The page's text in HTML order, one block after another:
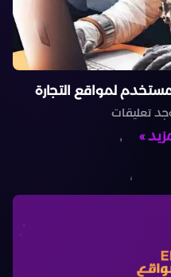
لمواقع التجارة
تعليقات
»